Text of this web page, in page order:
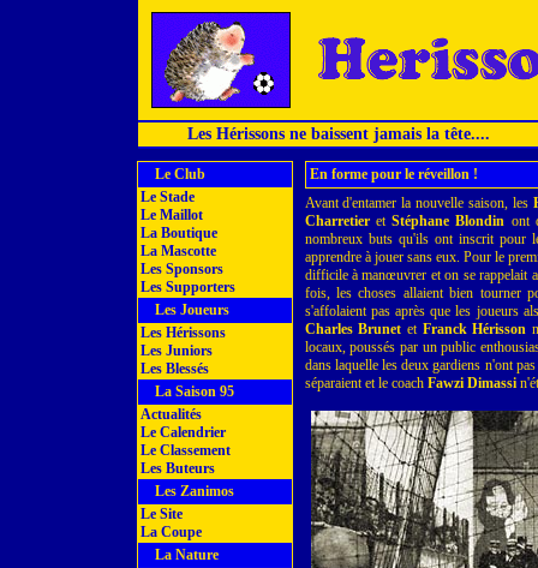
Les Hérissons ne baissent jamais la tête....
Le Club
Le Stade
Le Maillot
La Boutique
La Mascotte
Les Sponsors
Les Supporters
Les Joueurs
Les Hérissons
Les Juniors
Les Blessés
La Saison 95
Actualités
Le Calendrier
Le Classement
Les Buteurs
Les Zanimos
Le Site
La Coupe
La Nature
En forme pour le réveillon !
Avant d'entamer la nouvelle saison, les
CharretieretStéphane Blondin ont
nombreux buts qu'ils ont inscrit pour
apprendre à jouer sans eux. Pour le
difficile à manœuvrer et on se rappelait
fois, les choses allaient bien tourner
s'affolaient pas après que les joueurs
Charles Brunet et Franck Hérisson
locaux, poussés par un public
dans laquelle les deux gardiens n'ont
séparaient et le coach Fawzi Dimassi